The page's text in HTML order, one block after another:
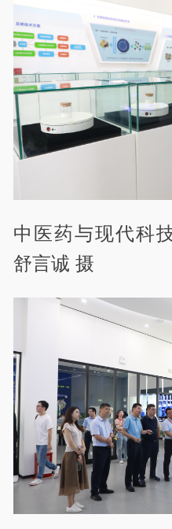
中医药与现代科
舒言诚 摄